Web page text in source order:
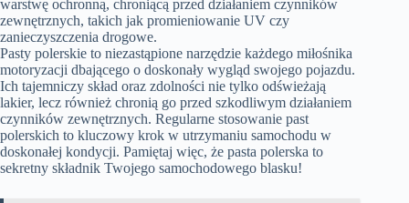
warstwę ochronną, chroniącą przed działaniem czynników
zewnętrznych, takich jak promieniowanie UV czy
zanieczyszczenia drogowe.
Pasty polerskie to niezastąpione narzędzie każdego miłośnika
motoryzacji dbającego o doskonały wygląd swojego pojazdu.
Ich tajemniczy skład oraz zdolności nie tylko odświeżają
lakier, lecz również chronią go przed szkodliwym działaniem
czynników zewnętrznych. Regularne stosowanie past
polerskich to kluczowy krok w utrzymaniu samochodu w
doskonałej kondycji. Pamiętaj więc, że pasta polerska to
sekretny składnik Twojego samochodowego blasku!